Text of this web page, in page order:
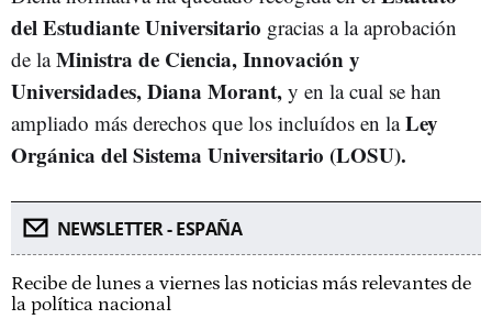
del Estudiante Universitario gracias a la aprobación
de laMinistra de Ciencia, Innovación y
Universidades, Diana Morant, y en la cual se han
ampliado más derechos que los incluídos en laLey
Orgánica del Sistema Universitario (LOSU).
NEWSLETTER - ESPAÑA
Recibe de lunes a viernes las noticias más relevantes de
la política nacional